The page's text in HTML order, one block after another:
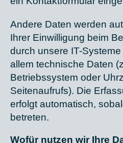
Andere Daten werden
Ihrer Einwilligung beim
durch unsere IT-
allem technische Daten
Betriebssystem oder
Seitenaufrufs). Die
erfolgt automatisch,
betreten.
Wofür nutzen wir Ihre